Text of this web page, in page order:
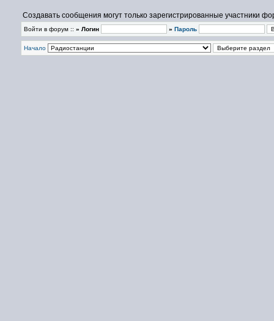
Создавать сообщения могут только зарегистрированные участники
Войти в форум :: » Логин » Пароль
Начало